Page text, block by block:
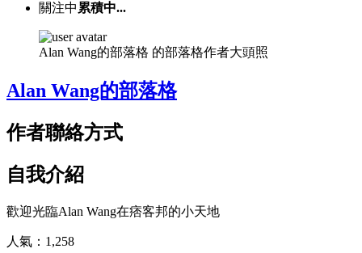
關注中 累積中...
Alan Wang的部落格 的部落格作者大頭照
Alan Wang的部落格
作者聯絡方式
自我介紹
歡迎光臨Alan Wang在痞客邦的小天地
人氣： 1,258